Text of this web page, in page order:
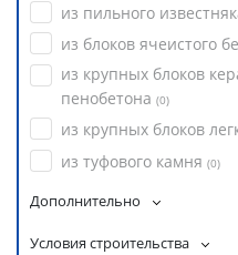
из пильного
из блоков ячеистого
из крупных блоков
пенобетона (0)
из крупных блоков
из туфового камня (0)
Дополнительно
Условия строительства